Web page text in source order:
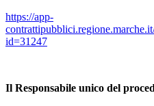
https://app-
id=31247
Il Responsabile unico del